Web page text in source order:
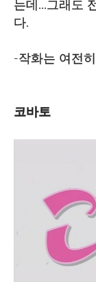
는데...그래도
다.
-작화는 여전
코바토